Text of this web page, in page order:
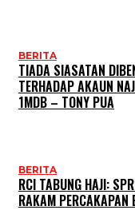
BERITA
TIADA SIASATAN
TERHADAP AKAUN
1MDB – TONY PUA
BERITA
RCI TABUNG HAJI:
RAKAM PERCAKAPAN